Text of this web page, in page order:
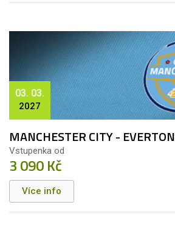
03. 03.
2027
MANCHESTER CITY - EVERTON
Vstupenka od
3 090 Kč
Více info